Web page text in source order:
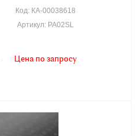
Код: КА-00038618
Артикул: PA02SL
Цена по запросу